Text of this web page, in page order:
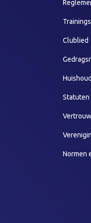
Clublied
Statuten
Normen